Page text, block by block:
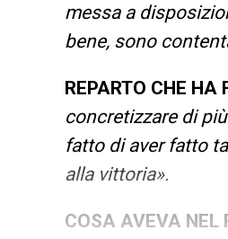
messa a
bene, sono
REPARTO CHE HA
concretizzare di
fatto di aver fatto
alla vittoria».
COSA AVEVA NEL